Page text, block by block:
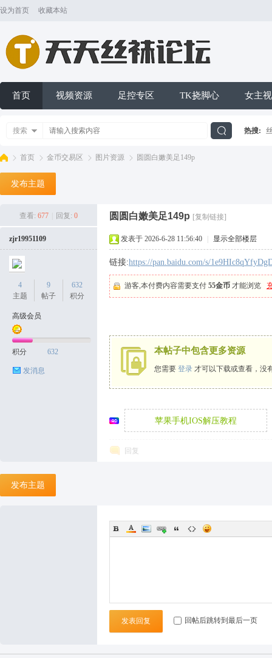
设为首页 收藏本站
首页 视频资源 足控专区 TK挠脚心 女主
搜索 热搜:
首页 金币交易区 图片资源
›
圆圆白嫩美足149p
发布主题
查看: 677 回复: 0 圆圆白嫩美足149p [复制链接]
zjr19951109
4
主题
9
帖子
632
积分
高级会员
积分 632
发消息
发表于 2026-6-28 11:56:40 显示全部楼层
链接:https://pan.baidu.com/s/
游客,本付费内容需要支付 55金币 才能浏览
本帖子中包含更多资源
您需要 登录 才可以下载或查看，没
苹果手机IOS解压教程
回复
发布主题
发表回复 回帖后跳转到最后一页